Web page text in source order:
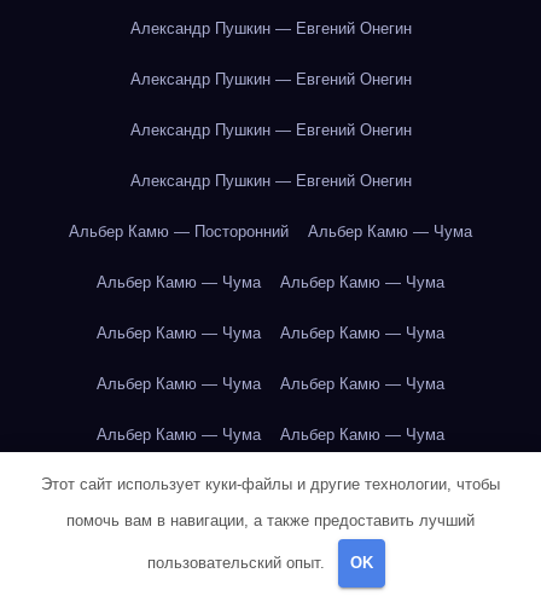
Александр Пушкин — Евгений Онегин
Александр Пушкин — Евгений Онегин
Александр Пушкин — Евгений Онегин
Александр Пушкин — Евгений Онегин
Альбер Камю — Посторонний Альбер Камю — Чума
Альбер Камю — Чума Альбер Камю — Чума
Альбер Камю — Чума Альбер Камю — Чума
Альбер Камю — Чума Альбер Камю — Чума
Альбер Камю — Чума Альбер Камю — Чума
Альбер Камю — Чума Альбер Камю — Чума
Альбер Камю — Чума Альбер Камю — Чума
Альбер Камю — Чума
Этот сайт использует куки-файлы и другие технологии, чтобы
помочь вам в навигации, а также предоставить лучший
пользовательский опыт. OK